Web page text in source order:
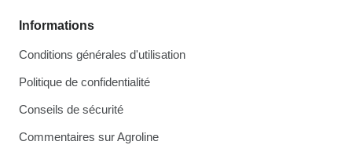
Informations
Conditions générales d'utilisation
Politique de confidentialité
Conseils de sécurité
Commentaires sur Agroline